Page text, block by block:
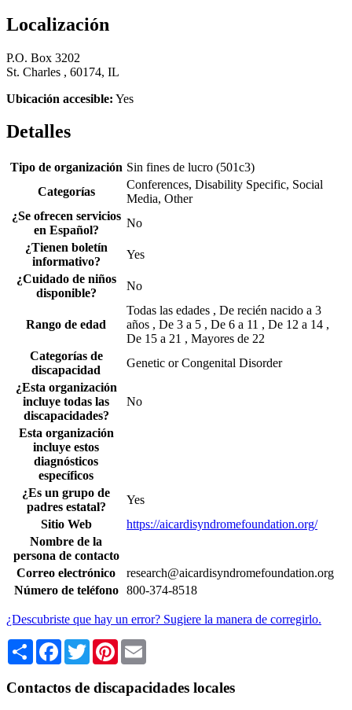
Localización
P.O. Box 3202
St. Charles , 60174, IL
Ubicación accesible: Yes
Detalles
Tipo de organización Sin fines de lucro (501c3)
Categorías
Conferences, Disability Specific, Social
Media, Other
¿Se ofrecen servicios
en Español?
No
¿Tienen boletín
informativo?
Yes
¿Cuidado de niños
disponible?
No
Rango de edad
Todas las edades , De recién nacido a 3
años , De 3 a 5 , De 6 a 11 , De 12 a 14 ,
De 15 a 21 , Mayores de 22
Categorías de
discapacidad
Genetic or Congenital Disorder
¿Esta organización
incluye todas las
discapacidades?
No
Esta organización
incluye estos
diagnósticos
específicos
¿Es un grupo de
padres estatal?
Yes
Sitio Web
https://aicardisyndromefoundation.org/
Nombre de la
persona de contacto
Correo electrónico
research@aicardisyndromefoundation.org
Número de teléfono
800-374-8518
¿Descubriste que hay un error? Sugiere la manera de corregirlo.
Share Facebook
TwitterPinterest
Contactos de discapacidades locales